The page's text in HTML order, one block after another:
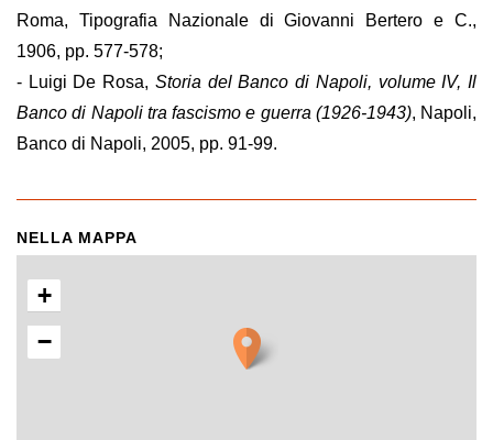
Roma, Tipografia Nazionale di Giovanni Bertero e C.,
1906, pp. 577-578;
- Luigi De Rosa, Storia del Banco di Napoli, volume IV, Il
Banco di Napoli tra fascismo e guerra (1926-1943), Napoli,
Banco di Napoli, 2005, pp. 91-99.
NELLA MAPPA
+
−